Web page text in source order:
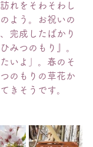
れをそわそわし
よう。お祝いの
完成したばかり
みつのもり』。
いよ」。春のそ
のもりの草花か
きそうです。